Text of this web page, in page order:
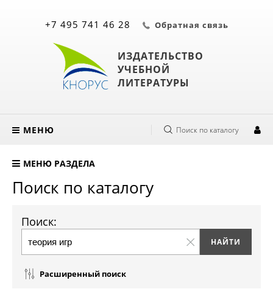
ИЗДАТЕЛЬСТВО
УЧЕБНОЙ
ЛИТЕРАТУРЫ
+7 495 741 46 28 Обратная связь
МЕНЮ Поиск по каталогу
МЕНЮ РАЗДЕЛА
Поиск по каталогу
Поиск:
Расширенный поиск